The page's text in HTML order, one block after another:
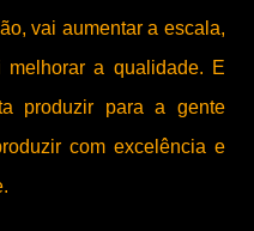
vai aumentar a escala,
a qualidade. E
produzir para a gente
com excelência e